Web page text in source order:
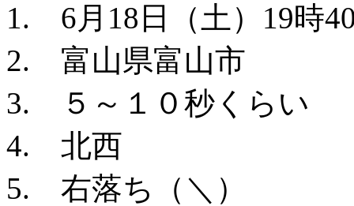
1. 6月18日（土）19時
2. 富山県富山市
3. ５～１０秒くらい
4. 北西
5. 右落ち（＼）